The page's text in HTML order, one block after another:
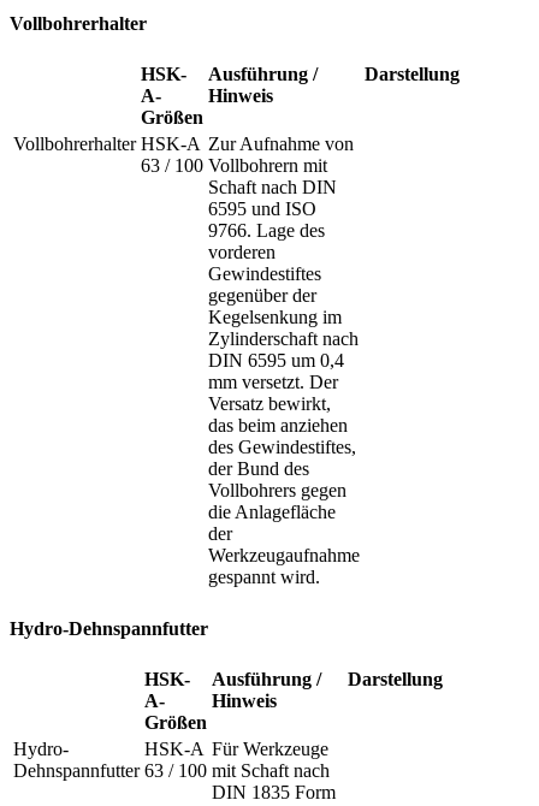
Vollbohrerhalter
HSK-
A-
Größen
Ausführung /
Hinweis
Darstellung
Vollbohrerhalter HSK-A
63 / 100
Zur Aufnahme von
Vollbohrern mit
Schaft nach DIN
6595 und ISO
9766. Lage des
vorderen
Gewindestiftes
gegenüber der
Kegelsenkung im
Zylinderschaft nach
DIN 6595 um 0,4
mm versetzt. Der
Versatz bewirkt,
das beim anziehen
des Gewindestiftes,
der Bund des
Vollbohrers gegen
die Anlagefläche
der
Werkzeugaufnahme
gespannt wird.
Hydro-Dehnspannfutter
HSK-
A-
Größen
Ausführung /
Hinweis
Darstellung
Hydro-
Dehnspannfutter
HSK-A
63 / 100
Für Werkzeuge
mit Schaft nach
DIN 1835 Form